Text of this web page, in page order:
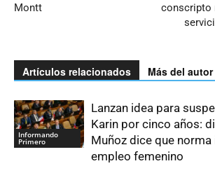
Montt
conscripto
Artículos relacionados Más del autor
Informando
Primero
Lanzan idea para
Karin por cinco años:
Muñoz dice que
empleo femenino